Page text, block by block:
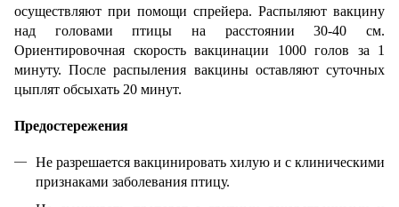
осуществляют при помощи спрейера. Распыляют вакцину
над головами птицы на расстоянии 30-40 см.
Ориентировочная скорость вакцинации 1000 голов за 1
минуту. После распыления вакцины оставляют суточных
цыплят обсыхать 20 минут.
Предостережения
Не разрешается вакцинировать хилую и с клиническими
признаками заболевания птицу.